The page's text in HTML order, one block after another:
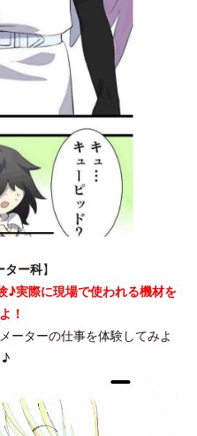
ター科】
♪実際に現場で使われる機材を
！
ーターの仕事を体験してみよ
♪